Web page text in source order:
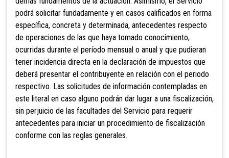
podrá solicitar fundadamente y en casos calificados en forma
específica, concreta y determinada, antecedentes respecto
de operaciones de las que haya tomado conocimiento,
ocurridas durante el período mensual o anual y que pudieran
tener incidencia directa en la declaración de impuestos que
deberá presentar el contribuyente en relación con el periodo
respectivo. Las solicitudes de información contempladas en
este literal en caso alguno podrán dar lugar a una fiscalización,
sin perjuicio de las facultades del Servicio para requerir
antecedentes para iniciar un procedimiento de fiscalización
conforme con las reglas generales.